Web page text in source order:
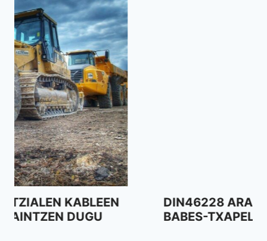
DIN46228 ARAUDIA ISOLATUTAKO
BABES-TXAPELETARAKO